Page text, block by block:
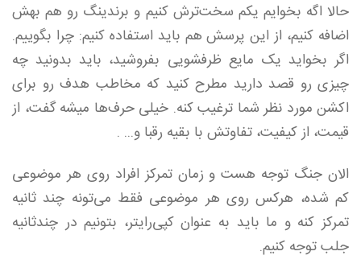
حالا اگه بخوایم یکم سخت‌ترش کنیم و برندینگ رو هم بهش
اضافه کنیم، از این پرسش هم باید استفاده ‌کنیم: چرا بگوییم.
اگر بخواید یک مایع ظرفشویی بفروشید، باید بدونید چه‌
چیزی رو قصد دارید مطرح کنید که مخاطب هدف رو برای
اکشن مورد نظر شما ترغیب کنه. خیلی حرف‌ها میشه گفت، از
قیمت، از کیفیت، تفاوتش با بقیه رقبا و... .
الان جنگ توجه هست و زمان تمرکز افراد روی هر موضوعی
کم شده، هرکس روی هر موضوعی فقط می‌تونه چند ثانیه
تمرکز کنه و ما باید به عنوان کپی‌رایتر، بتونیم در چندثانیه
جلب توجه کنیم.